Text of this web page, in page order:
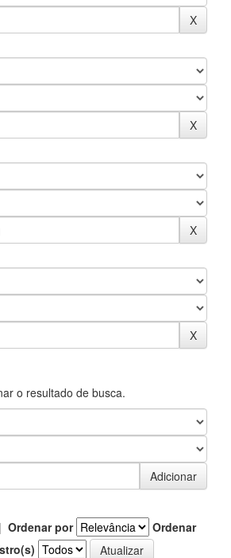
o resultado de busca.
| Ordenar por
Ordenar